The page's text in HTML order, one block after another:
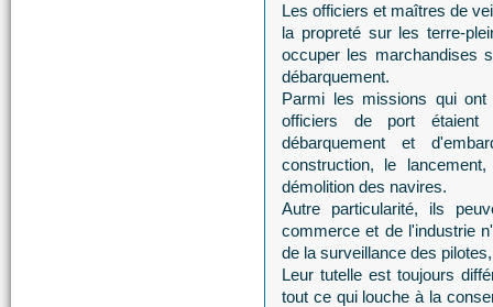
Les officiers et maîtres de
la propreté sur les terre-
occuper les marchandises
débarquement.
Parmi les missions qui ont
officiers de port étaient
débarquement et
construction, le
démolition des navires.
Autre particularité, ils
commerce et de l'industrie
de la surveillance des pilotes,
Leur tutelle est toujours
tout ce qui louche à la